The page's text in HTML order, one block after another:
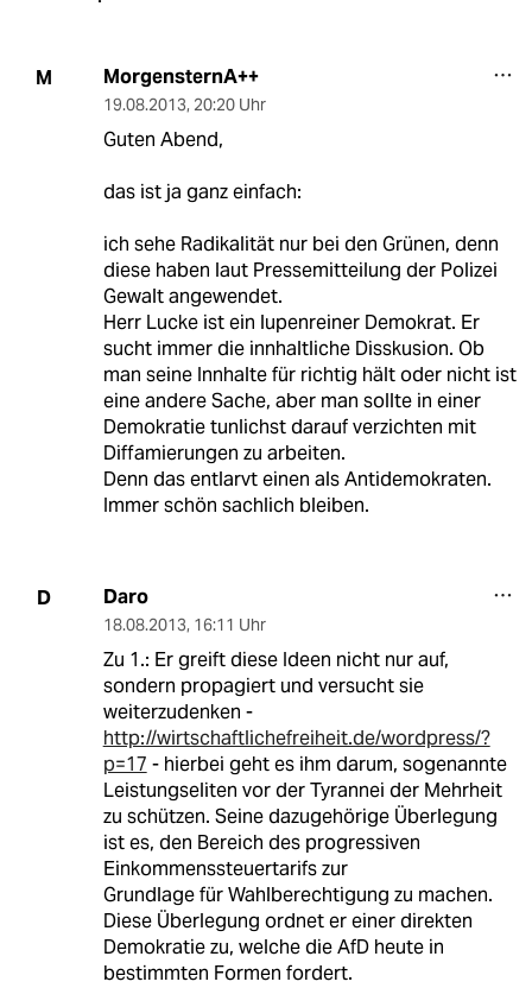
M MorgensternA++
19.08.2013, 20:20 Uhr
Guten Abend,
das ist ja ganz einfach:
ich sehe Radikalität nur bei den Grünen, denn
diese haben laut Pressemitteilung der Polizei
Gewalt angewendet.
Herr Lucke ist ein lupenreiner Demokrat. Er
sucht immer die innhaltliche Disskusion. Ob
man seine Innhalte für richtig hält oder nicht ist
eine andere Sache, aber man sollte in einer
Demokratie tunlichst darauf verzichten mit
Diffamierungen zu arbeiten.
Denn das entlarvt einen als Antidemokraten.
Immer schön sachlich bleiben.
D Daro
18.08.2013, 16:11 Uhr
Zu 1.: Er greift diese Ideen nicht nur auf,
sondern propagiert und versucht sie
weiterzudenken -
http://wirtschaftlichefreiheit.de/wordpress/?
p=17 - hierbei geht es ihm darum, sogenannte
Leistungseliten vor der Tyrannei der Mehrheit
zu schützen. Seine dazugehörige Überlegung
ist es, den Bereich des progressiven
Einkommenssteuertarifs zur
Grundlage für Wahlberechtigung zu machen.
Diese Überlegung ordnet er einer direkten
Demokratie zu, welche die AfD heute in
bestimmten Formen fordert.